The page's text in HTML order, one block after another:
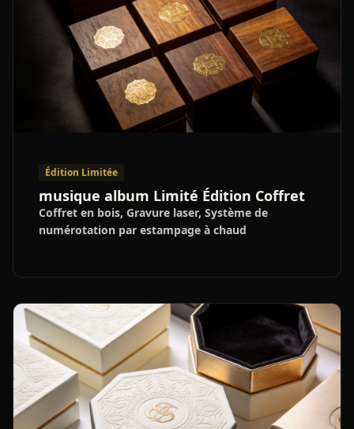
Édition Limitée
musique album Limité Édition Coffret
Coffret en bois, Gravure laser, Système de
numérotation par estampage à chaud